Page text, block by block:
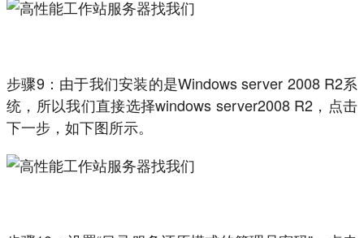
步骤9：由于我们安装的是Windows server 2008 R2系
统，所以我们直接选择windows server2008 R2，点击
下一步，如下图所示。